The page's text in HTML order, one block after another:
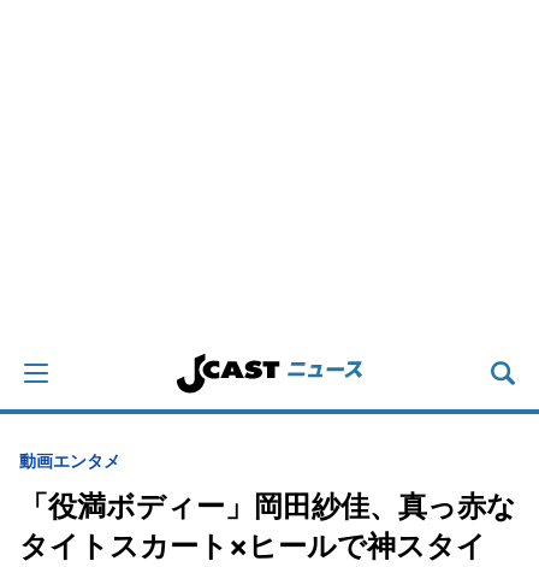
動画エンタメ
「役満ボディー」岡田紗佳、真っ赤な
タイトスカート×ヒールで神スタイ